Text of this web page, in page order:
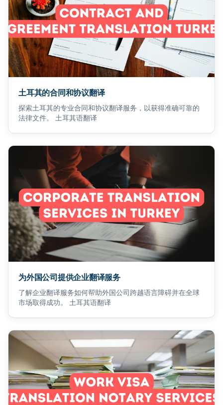
土耳其的合同和协议翻译
探索土耳其的专业合同和协议翻译服务，以获得准确可靠的
法律文件。 土耳其语翻译
为外国公司提供企业翻译服务
了解企业翻译服务如何帮助外国公司跨越语言障碍并在全球
市场取得成功。 土耳其语翻译